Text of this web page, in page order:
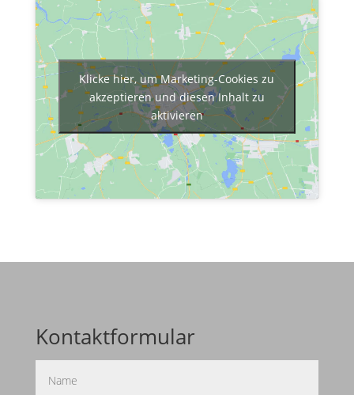
Klicke hier, um Marketing-Cookies zu
akzeptieren und diesen Inhalt zu
aktivieren
Kontaktformular